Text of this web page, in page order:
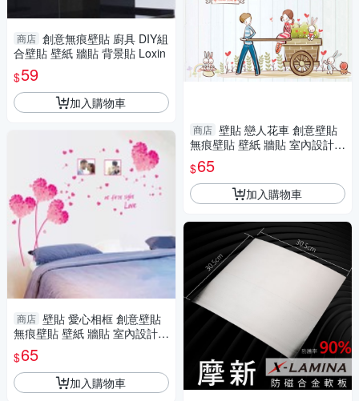
商店 創意無痕壁貼 廚具 DIY組
合壁貼 壁紙 牆貼 背景貼 Loxin
$59
加入購物車
商店 壁貼 愛心相框 創意壁貼
無痕壁貼 壁紙 牆貼 室內設計
裝潢 Loxin
$65
加入購物車
商店 壁貼 戀人花車 創意壁貼
無痕壁貼 壁紙 牆貼 室內設計
裝潢 Loxin
$65
加入購物車